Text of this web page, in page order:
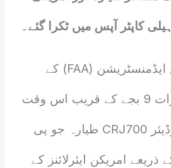
کاپٹر آپس میں ٹکرا گئے۔
فیڈرل ایوی ایشن ایڈمنسٹریشن (FAA) کے
مطابق یہ حادثہ رات 9 بجے کے قریب اس وقت
پیش آیا جب بمبارڈیئر CRJ700 طیارہ جو پی
ذریعے امریکن ایئرلائنز کے